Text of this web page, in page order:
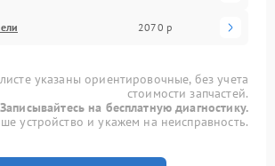
2070 р
указаны ориентировочные, без учета
стоимости запчастей.
Записывайтесь на бесплатную диагностику.
устройство и укажем на неисправность.